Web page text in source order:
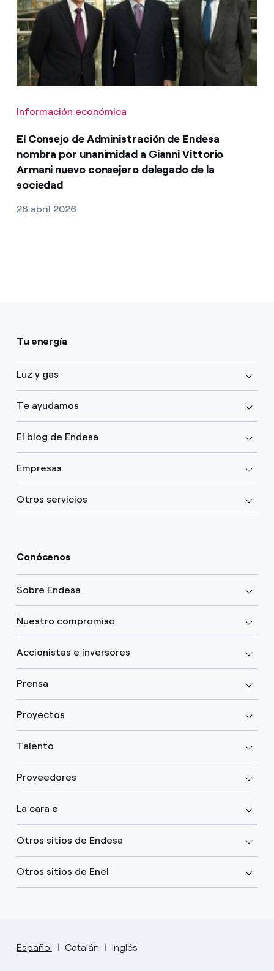
Información económica
El Consejo de Administración de Endesa
nombra por unanimidad a Gianni Vittorio
Armani nuevo consejero delegado de la
sociedad
28 abril 2026
Tu energía
Luz y gas
Te ayudamos
El blog de Endesa
Empresas
Otros servicios
Conócenos
Sobre Endesa
Nuestro compromiso
Accionistas e inversores
Prensa
Proyectos
Talento
Proveedores
La cara e
Otros sitios de Endesa
Otros sitios de Enel
Español Catalán Inglés